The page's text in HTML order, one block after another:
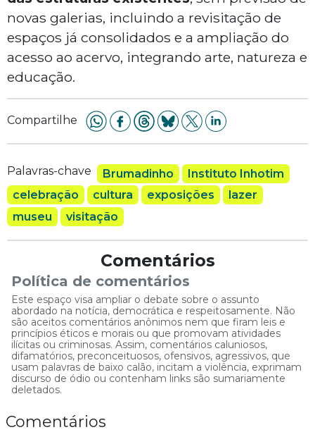
novas galerias, incluindo a revisitação de
espaços já consolidados e a ampliação do
acesso ao acervo, integrando arte, natureza e
educação.
Compartilhe
Palavras-chave Brumadinho
Instituto Inhotim
celebração
cultura exposições
lazer
museu
visitação
Comentários
Política de comentários
Este espaço visa ampliar o debate sobre o assunto
abordado na notícia, democrática e respeitosamente. Não
são aceitos comentários anônimos nem que firam leis e
princípios éticos e morais ou que promovam atividades
ilícitas ou criminosas. Assim, comentários caluniosos,
difamatórios, preconceituosos, ofensivos, agressivos, que
usam palavras de baixo calão, incitam a violência, exprimam
discurso de ódio ou contenham links são sumariamente
deletados.
Comentários